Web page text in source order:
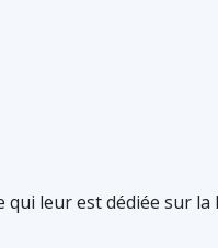
leur est dédiée sur